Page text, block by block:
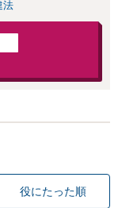
法
役にたった順